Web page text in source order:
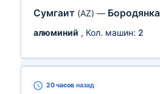
Сумгаит (AZ) — Бородянка
алюминий , Кол. машин: 2
20 часов назад